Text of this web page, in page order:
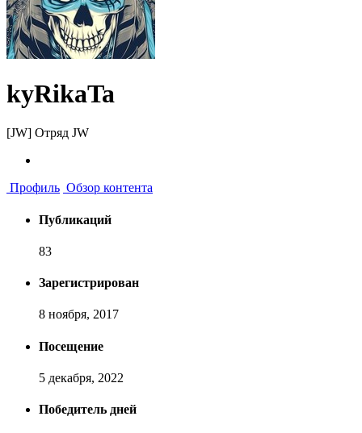
kyRikaTa
[JW] Отряд JW
Профиль Обзор контента
Публикаций
83
Зарегистрирован
8 ноября, 2017
Посещение
5 декабря, 2022
Победитель дней